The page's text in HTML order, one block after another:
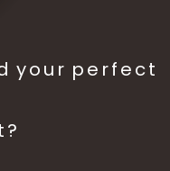
your perfect